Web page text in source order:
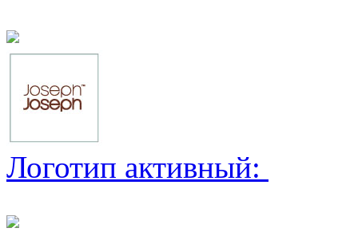
Логотип активный: